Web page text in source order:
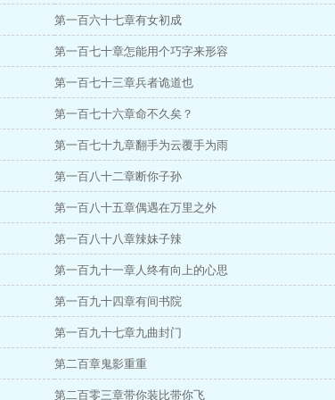
第一百六十七章有女初成
第一百七十章怎能用个巧字来形容
第一百七十三章兵者诡道也
第一百七十六章命不久矣？
第一百七十九章翻手为云覆手为雨
第一百八十二章断你子孙
第一百八十五章偶遇在万里之外
第一百八十八章辣妹子辣
第一百九十一章人终有向上的心思
第一百九十四章有间书院
第一百九十七章九曲封门
第二百章鬼影重重
第二百零三章带你装比带你飞